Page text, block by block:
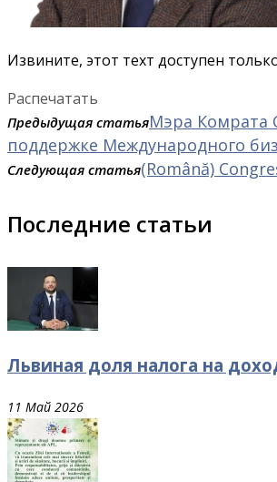
Извините, этот техт доступен
Распечатать
Предыдущая статьяМэра Комрата
поддержке Международного
Следующая статья(Română)
Последние статьи
Львиная доля налога на
11 Май 2026